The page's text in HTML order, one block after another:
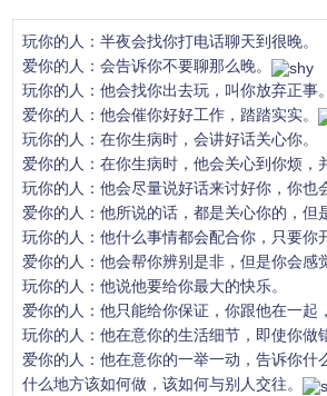
玩你的人：半夜会找你打电话聊天到很晚。
爱你的人：会告诉你不要聊那么晚。
玩你的人：他会找你出去玩，叫你放弃正事。
爱你的人：他会催你好好工作，踏踏实实。
玩你的人：在你生病时，会讲好话关心你。
爱你的人：在你生病时，他会关心到你烦，
玩你的人：他会尽量说好话来讨好你，你也
爱你的人：他所说的话，都是关心你的，但
玩你的人：他什么事情都会配合你，只要你
爱你的人：他会帮你辨别是非，但是你会感
玩你的人：他说他要给你最大的快乐。
爱你的人：他只能给你保证，你跟他在一起
玩你的人：他在意你的生活细节，即使你做
爱你的人：他在意你的一举一动，告诉你什
什么地方该如何做，该如何与别人交往。